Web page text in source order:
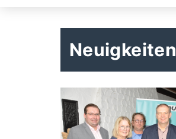
Neuigkeiten